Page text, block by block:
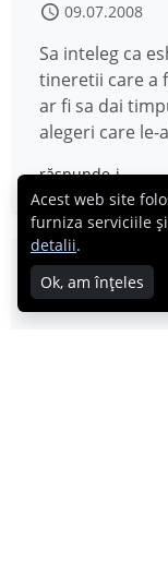
09.07.2008
Sa inteleg ca
tineretii care a
ar fi sa dai
alegeri care le-
răspunde-i
barbarella
09.07.2008
Acest web site
furniza serviciile
detalii.
Ok, am înțeles